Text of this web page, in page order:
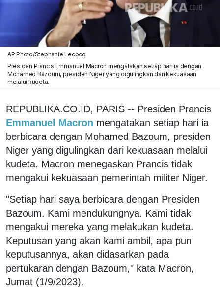
AP Photo/Stephanie Lecocq
Presiden Prancis Emmanuel Macron mengatakan setiap hari ia dengan
Mohamed Bazoum, presiden Niger yang digulingkan dari kekuasaan
melalui kudeta.
REPUBLIKA.CO.ID, PARIS -- Presiden Prancis
Emmanuel Macron mengatakan setiap hari ia
berbicara dengan Mohamed Bazoum, presiden
Niger yang digulingkan dari kekuasaan melalui
kudeta. Macron menegaskan Prancis tidak
mengakui kekuasaan pemerintah militer Niger.
"Setiap hari saya berbicara dengan Presiden
Bazoum. Kami mendukungnya. Kami tidak
mengakui mereka yang melakukan kudeta.
Keputusan yang akan kami ambil, apa pun
keputusannya, akan didasarkan pada
pertukaran dengan Bazoum," kata Macron,
Jumat (1/9/2023).